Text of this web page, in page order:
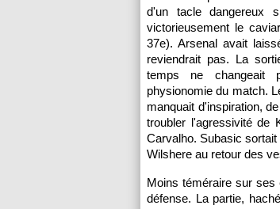
d'un tacle dangereux
victorieusement le
37e). Arsenal avait
reviendrait pas. La
temps ne changeait
physionomie du match.
manquait d'inspiration,
troubler l'agressivité de
Carvalho. Subasic
Wilshere au retour des
Moins téméraire sur ses
défense. La partie,